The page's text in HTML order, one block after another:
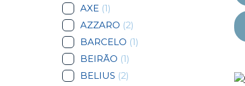
AXE (1)
AZZARO (2)
BARCELO (1)
BEIRÃO (1)
BELIUS (2)